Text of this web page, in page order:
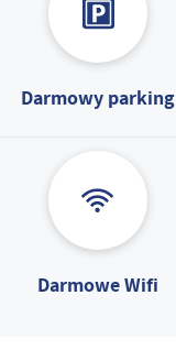
Darmowy parking
Darmowe Wifi